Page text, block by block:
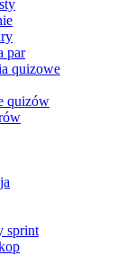
par
quizowe
quizów
sprint